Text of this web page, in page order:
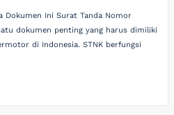
Dokumen Ini Surat Tanda Nomor
dokumen penting yang harus dimiliki
di Indonesia. STNK berfungsi